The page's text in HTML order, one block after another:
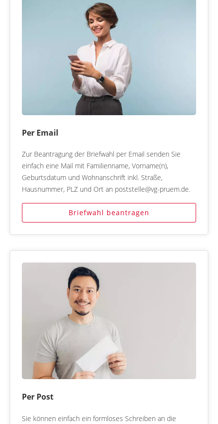
Per Email
Zur Beantragung der Briefwahl per Email senden Sie
einfach eine Mail mit Familienname, Vorname(n),
Geburtsdatum und Wohnanschrift inkl. Straße,
Hausnummer, PLZ und Ort an poststelle@vg-pruem.de.
Briefwahl beantragen
Per Post
Sie können einfach ein formloses Schreiben an die